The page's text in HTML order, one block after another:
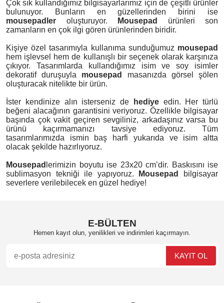
Çok sık kullandığımız bilgisayarlarımız için de çeşitli ürünler
bulunuyor. Bunların en güzellerinden birini ise
mousepadler oluşturuyor. Mousepad
ürünleri son
zamanların en çok ilgi gören ürünlerinden biridir.
Kişiye özel tasarımıyla kullanıma sunduğumuz mousepad
hem işlevsel hem de kullanışlı bir seçenek olarak karşınıza
çıkıyor. Tasarımlarda kullandığımız isim ve soy isimler
dekoratif duruşuyla mousepad
masanızda görsel şölen
oluşturacak nitelikte bir ürün.
İster kendinize alın isterseniz de hediyeedin. Her türlü
beğeni alacağının garantisini veriyoruz. Özellikle bilgisayar
başında çok vakit geçiren sevgiliniz, arkadaşınız varsa bu
ürünü kaçırmamanızı tavsiye ediyoruz. Tüm
tasarımlarımızda ismin baş harfi yukarıda ve isim altta
olacak şekilde hazırlıyoruz.
Mousepad lerimizin boyutu ise 23x20 cm’dir. Baskısını ise
sublimasyon tekniği ile yapıyoruz.
Mousepad
bilgisayar
severlere verilebilecek en güzel hediye!
E-BÜLTEN
Hemen kayıt olun, yenilikleri ve indirimleri kaçırmayın.